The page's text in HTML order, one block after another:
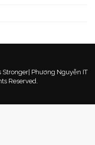
Stronger| Phương Nguyễn IT
Reserved.